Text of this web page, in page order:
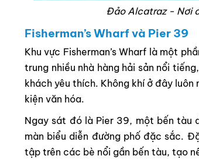
Đảo Alcatraz - Nơi
Fisherman’s Wharf và Pier 39
Khu vực Fisherman’s Wharf là một
trung nhiều nhà hàng hải sản nổi
khách yêu thích. Không khí ở đây
kiện văn hóa.
Ngay sát đó là Pier 39, một bến tàu
màn biểu diễn đường phố đặc sắc.
tập trên các bè nổi gần bến tàu, tạo